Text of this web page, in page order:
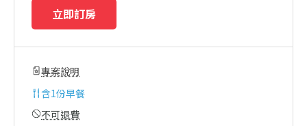
立即訂房
專案說明
含1份早餐
不可退費